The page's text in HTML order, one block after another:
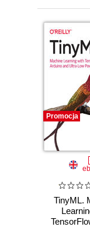
Promocja
TinyML.